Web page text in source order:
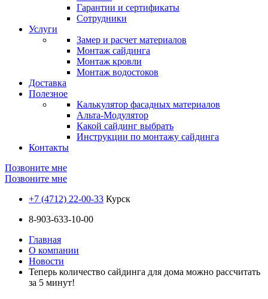
Гарантии и сертификаты
Сотрудники
Услуги
Замер и расчет материалов
Монтаж сайдинга
Монтаж кровли
Монтаж водостоков
Доставка
Полезное
Калькулятор фасадных материалов
Альта-Модулятор
Какой сайдинг выбрать
Инструкции по монтажу сайдинга
Контакты
Позвоните мне
Позвоните мне
+7 (4712) 22-00-33 Курск
8-903-633-10-00
Главная
О компании
Новости
Теперь количество сайдинга для дома можно рассчитать
за 5 минут!